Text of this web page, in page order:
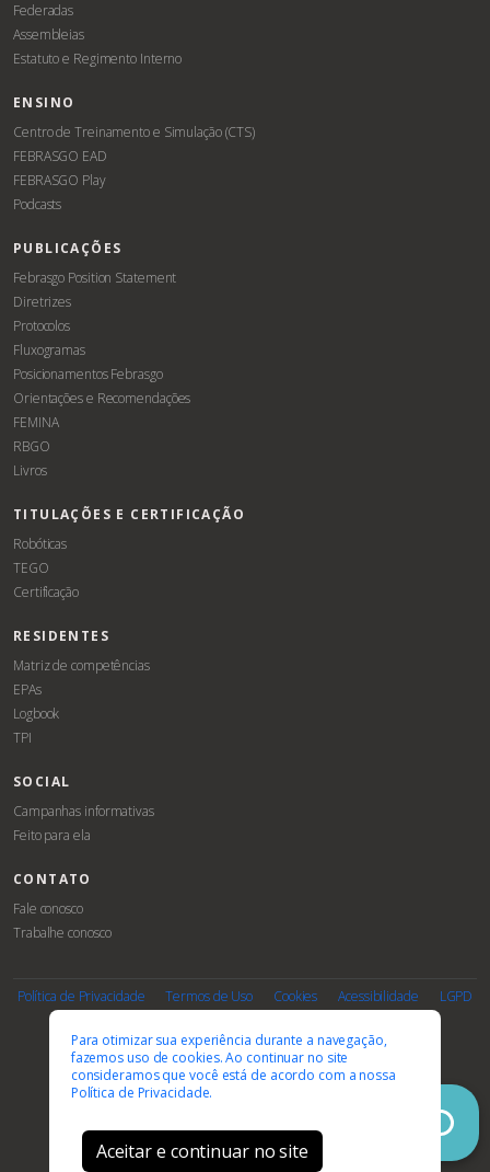
Federadas
Assembleias
Estatuto e Regimento Interno
ENSINO
Centro de Treinamento e Simulação (CTS)
FEBRASGO EAD
FEBRASGO Play
Podcasts
PUBLICAÇÕES
Febrasgo Position Statement
Diretrizes
Protocolos
Fluxogramas
Posicionamentos Febrasgo
Orientações e Recomendações
FEMINA
RBGO
Livros
TITULAÇÕES E CERTIFICAÇÃO
Robóticas
TEGO
Certificação
RESIDENTES
Matriz de competências
EPAs
Logbook
TPI
SOCIAL
Campanhas informativas
Feito para ela
CONTATO
Fale conosco
Trabalhe conosco
Política de Privacidade Termos de Uso Cookies Acessibilidade LGPD
PARCEIROS E AFILIAÇÕES
© 2026 FEBRASGO. Todos os direitos reservados.
Para otimizar sua experiência durante a navegação,
fazemos uso de cookies. Ao continuar no site
consideramos que você está de acordo com a nossa
Política de Privacidade.
Aceitar e continuar no site